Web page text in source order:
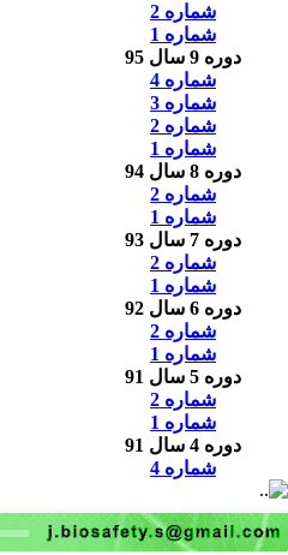
شماره 2
شماره 1
دوره 9 سال 95
شماره 4
شماره 3
شماره 2
شماره 1
دوره 8 سال 94
شماره 2
شماره 1
دوره 7 سال 93
شماره 2
شماره 1
دوره 6 سال 92
شماره 2
شماره 1
دوره 5 سال 91
شماره 2
شماره 1
دوره 4 سال 91
شماره 4